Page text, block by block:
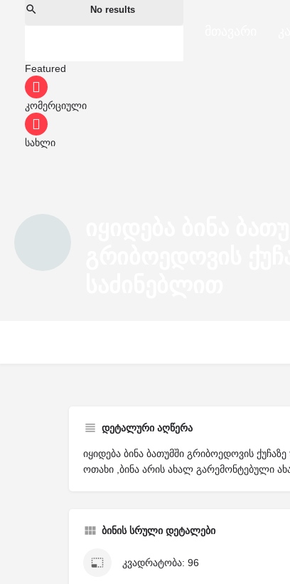
No results
Featured
კომერციული
სახლი
დეტალური აღწერა
იყიდება ბინა ბათუმში გრიბოედოვის
ოთახი ,ბინა არის ახალ გარემონტებული
ბინის სრული დეტალები
კვადრატობა: 96